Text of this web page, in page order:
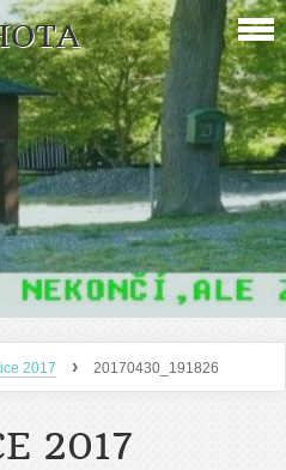
2017 › 20170430_191826
2017